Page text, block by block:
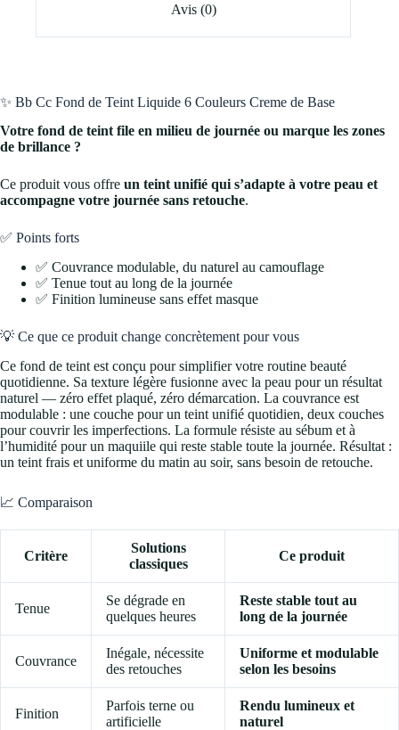
Avis (0)
✨ Bb Cc Fond de Teint Liquide 6 Couleurs Creme de Base
Votre fond de teint file en milieu de journée ou marque les zones
de brillance ?
Ce produit vous offre un teint unifié qui s’adapte à votre peau et
accompagne votre journée sans retouche.
✅ Points forts
✅ Couvrance modulable, du naturel au camouflage
✅ Tenue tout au long de la journée
✅ Finition lumineuse sans effet masque
💡 Ce que ce produit change concrètement pour vous
Ce fond de teint est conçu pour simplifier votre routine beauté
quotidienne. Sa texture légère fusionne avec la peau pour un résultat
naturel — zéro effet plaqué, zéro démarcation. La couvrance est
modulable : une couche pour un teint unifié quotidien, deux couches
pour couvrir les imperfections. La formule résiste au sébum et à
l’humidité pour un maquiile qui reste stable toute la journée. Résultat :
un teint frais et uniforme du matin au soir, sans besoin de retouche.
📈 Comparaison
Critère
Solutions
classiques
Ce produit
Tenue
Se dégrade en
quelques heures
Reste stable tout au
long de la journée
Couvrance
Inégale, nécessite
des retouches
Uniforme et modulable
selon les besoins
Finition
Parfois terne ou
artificielle
Rendu lumineux et
naturel